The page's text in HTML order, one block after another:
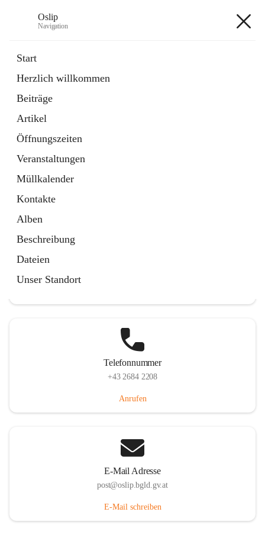
Oslip
Navigation
Start
Herzlich willkommen
Beiträge
Artikel
Öffnungszeiten
Veranstaltungen
Müllkalender
Kontakte
Alben
Beschreibung
Dateien
Unser Standort
Externe Webseite
in
Tab
Bundeskanzleramt Österreich
Externe Webseite
öffnet
in
neuem
Tab
Telefonnummer
+43 2684 2208
Anrufen
E-Mail Adresse
post@oslip.bgld.gv.at
E-Mail schreiben